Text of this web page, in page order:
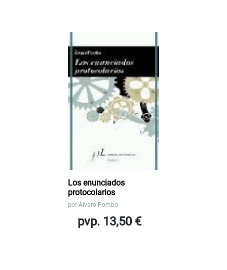
Los enunciados
protocolarios
por Álvaro Pombo
pvp. 13,50 €